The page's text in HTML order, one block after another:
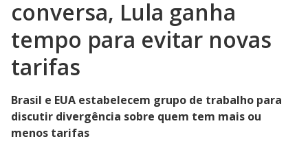
conversa, Lula ganha
tempo para evitar novas
tarifas
Brasil e EUA estabelecem grupo de trabalho para
discutir divergência sobre quem tem mais ou
menos tarifas